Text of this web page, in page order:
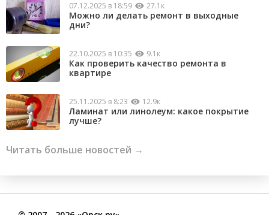
07.12.2025 в 18:59 27.1к
Можно ли делать ремонт в выходные
дни?
22.10.2025 в 10:35 9.1к
Как проверить качество ремонта в
квартире
25.11.2025 в 8:23 12.9к
Ламинат или линолеум: какое покрытие
лучше?
Читать больше новостей →